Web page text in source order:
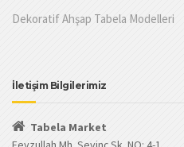
Dekoratif Ahşap Tabela Modelleri
İletişim Bilgilerimiz
Tabela Market